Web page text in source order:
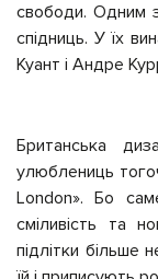
свободи. Одним
спідниць. У їх
Куант і Андре
Британська
улюблениць
London». Бо
сміливість та
підлітки більше